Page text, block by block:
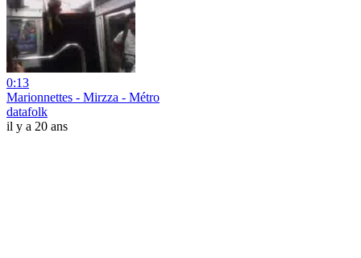
0:13
Marionnettes - Mirzza - Métro
datafolk
il y a 20 ans